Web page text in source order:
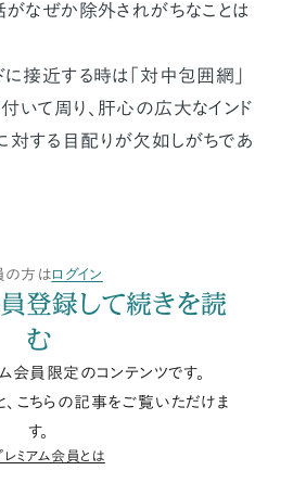
がなぜか除外されがちなことは
接近する時は「対中包囲網」
いて周り、肝心の広大なインド
する目配りが欠如しがちであ
の方はログイン
登録して続きを読
む
会員限定のコンテンツです。
、こちらの記事をご覧いただけま
す。
レミアム会員とは